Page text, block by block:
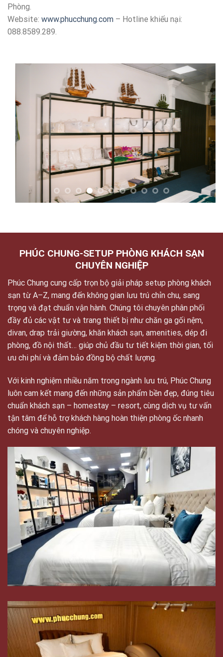
Phòng.
Website: www.phucchung.com – Hotline khiếu nại:
088.8589.289.
PHÚC CHUNG-SETUP PHÒNG KHÁCH SẠN
CHUYÊN NGHIỆP
Phúc Chung cung cấp trọn bộ giải pháp setup phòng khách
sạn từ A–Z, mang đến không gian lưu trú chỉn chu, sang
trọng và đạt chuẩn vận hành. Chúng tôi chuyên phân phối
đầy đủ các vật tư và trang thiết bị như chăn ga gối nệm,
divan, drap trải giường, khăn khách sạn, amenities, dép đi
phòng, đồ nội thất… giúp chủ đầu tư tiết kiệm thời gian, tối
ưu chi phí và đảm bảo đồng bộ chất lượng.
Với kinh nghiệm nhiều năm trong ngành lưu trú, Phúc Chung
luôn cam kết mang đến những sản phẩm bền đẹp, đúng tiêu
chuẩn khách sạn – homestay – resort, cùng dịch vụ tư vấn
tận tâm để hỗ trợ khách hàng hoàn thiện phòng ốc nhanh
chóng và chuyên nghiệp.